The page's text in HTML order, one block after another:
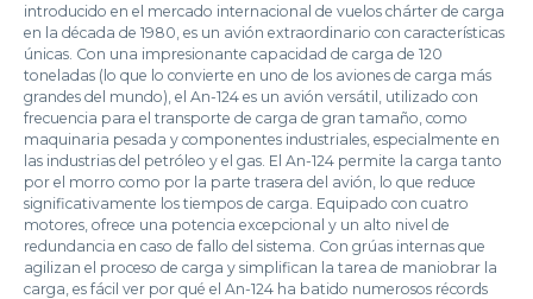
introducido en el mercado internacional de vuelos chárter de carga
en la década de 1980, es un avión extraordinario con características
únicas. Con una impresionante capacidad de carga de 120
toneladas (lo que lo convierte en uno de los aviones de carga más
grandes del mundo), el An-124 es un avión versátil, utilizado con
frecuencia para el transporte de carga de gran tamaño, como
maquinaria pesada y componentes industriales, especialmente en
las industrias del petróleo y el gas. El An-124 permite la carga tanto
por el morro como por la parte trasera del avión, lo que reduce
significativamente los tiempos de carga. Equipado con cuatro
motores, ofrece una potencia excepcional y un alto nivel de
redundancia en caso de fallo del sistema. Con grúas internas que
agilizan el proceso de carga y simplifican la tarea de maniobrar la
carga, es fácil ver por qué el An-124 ha batido numerosos récords